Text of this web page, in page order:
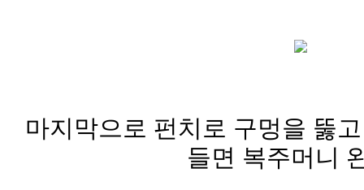
마지막으로 펀치로 구멍을 뚫
들면 복주머니